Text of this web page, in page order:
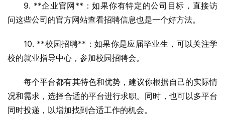
9. **企业官网**：如果你有特定的公司目标，直接访
问这些公司的官方网站查看招聘信息也是一个好方法。
10. **校园招聘**：如果你是应届毕业生，可以关注学
校的就业指导中心，参加校园招聘会。
每个平台都有其特色和优势，建议你根据自己的实际情
况和需求，选择合适的平台进行求职。同时，也可以多平台
同时投递，以增加找到合适工作的机会。